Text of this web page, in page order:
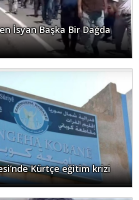
İsyan Başka Bir Dağda
Kürtçe eğitim krizi